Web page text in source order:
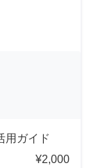
用ガイド
¥2,000